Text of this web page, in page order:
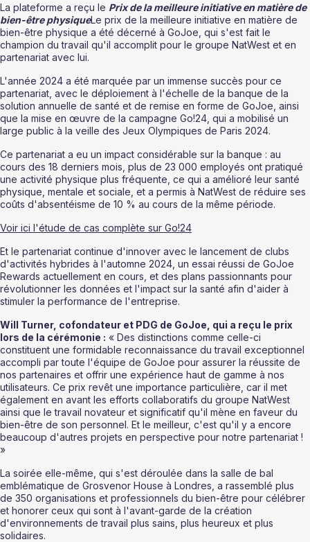
La plateforme a reçu le Prix de la meilleure initiative en matière de
bien-être physiqueLe prix de la meilleure initiative en matière de
bien-être physique a été décerné à GoJoe, qui s'est fait le
champion du travail qu'il accomplit pour le groupe NatWest et en
partenariat avec lui.
L'année 2024 a été marquée par un immense succès pour ce
partenariat, avec le déploiement à l'échelle de la banque de la
solution annuelle de santé et de remise en forme de GoJoe, ainsi
que la mise en œuvre de la campagne Go!24, qui a mobilisé un
large public à la veille des Jeux Olympiques de Paris 2024.
Ce partenariat a eu un impact considérable sur la banque : au
cours des 18 derniers mois, plus de 23 000 employés ont pratiqué
une activité physique plus fréquente, ce qui a amélioré leur santé
physique, mentale et sociale, et a permis à NatWest de réduire ses
coûts d'absentéisme de 10 % au cours de la même période.
Voir ici l'étude de cas complète sur Go!24
Et le partenariat continue d'innover avec le lancement de clubs
d'activités hybrides à l'automne 2024, un essai réussi de GoJoe
Rewards actuellement en cours, et des plans passionnants pour
révolutionner les données et l'impact sur la santé afin d'aider à
stimuler la performance de l'entreprise.
Will Turner, cofondateur et PDG de GoJoe, qui a reçu le prix
lors de la cérémonie : « Des distinctions comme celle-ci
constituent une formidable reconnaissance du travail exceptionnel
accompli par toute l'équipe de GoJoe pour assurer la réussite de
nos partenaires et offrir une expérience haut de gamme à nos
utilisateurs. Ce prix revêt une importance particulière, car il met
également en avant les efforts collaboratifs du groupe NatWest
ainsi que le travail novateur et significatif qu'il mène en faveur du
bien-être de son personnel. Et le meilleur, c'est qu'il y a encore
beaucoup d'autres projets en perspective pour notre partenariat !
»
La soirée elle-même, qui s'est déroulée dans la salle de bal
emblématique de Grosvenor House à Londres, a rassemblé plus
de 350 organisations et professionnels du bien-être pour célébrer
et honorer ceux qui sont à l'avant-garde de la création
d'environnements de travail plus sains, plus heureux et plus
solidaires.